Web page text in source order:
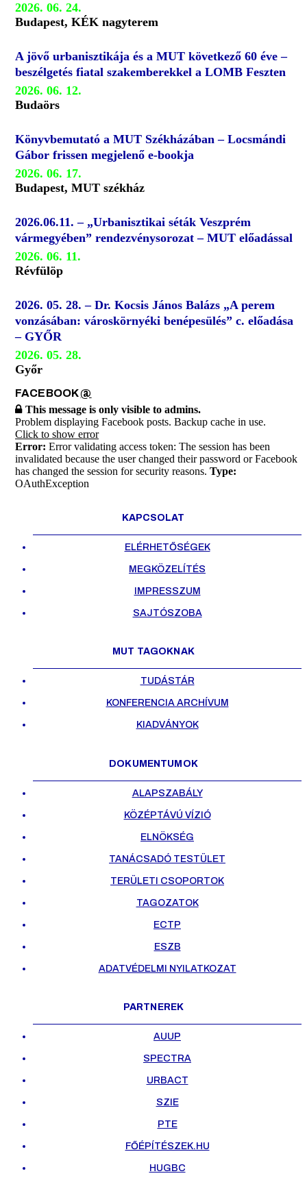
2026. 06. 24.
Budapest, KÉK nagyterem
A jövő urbanisztikája és a MUT következő 60 éve –
beszélgetés fiatal szakemberekkel a LOMB Feszten
2026. 06. 12.
Budaörs
Könyvbemutató a MUT Székházában – Locsmándi
Gábor frissen megjelenő e-bookja
2026. 06. 17.
Budapest, MUT székház
2026.06.11. – „Urbanisztikai séták Veszprém
vármegyében” rendezvénysorozat – MUT előadással
2026. 06. 11.
Révfülöp
2026. 05. 28. – Dr. Kocsis János Balázs „A perem
vonzásában: városkörnyéki benépesülés” c. előadása
– GYŐR
2026. 05. 28.
Győr
FACEBOOK@
This message is only visible to admins.
Problem displaying Facebook posts. Backup cache in use.
Click to show error
Error: Error validating access token: The session has been
invalidated because the user changed their password or Facebook
has changed the session for security reasons. Type:
OAuthException
KAPCSOLAT
ELÉRHETŐSÉGEK
MEGKÖZELÍTÉS
IMPRESSZUM
SAJTÓSZOBA
MUT TAGOKNAK
TUDÁSTÁR
KONFERENCIA ARCHÍVUM
KIADVÁNYOK
DOKUMENTUMOK
ALAPSZABÁLY
KÖZÉPTÁVÚ VÍZIÓ
ELNÖKSÉG
TANÁCSADÓ TESTÜLET
TERÜLETI CSOPORTOK
TAGOZATOK
ECTP
ESZB
ADATVÉDELMI NYILATKOZAT
PARTNEREK
AUUP
SPECTRA
URBACT
SZIE
PTE
FŐÉPÍTÉSZEK.HU
HUGBC